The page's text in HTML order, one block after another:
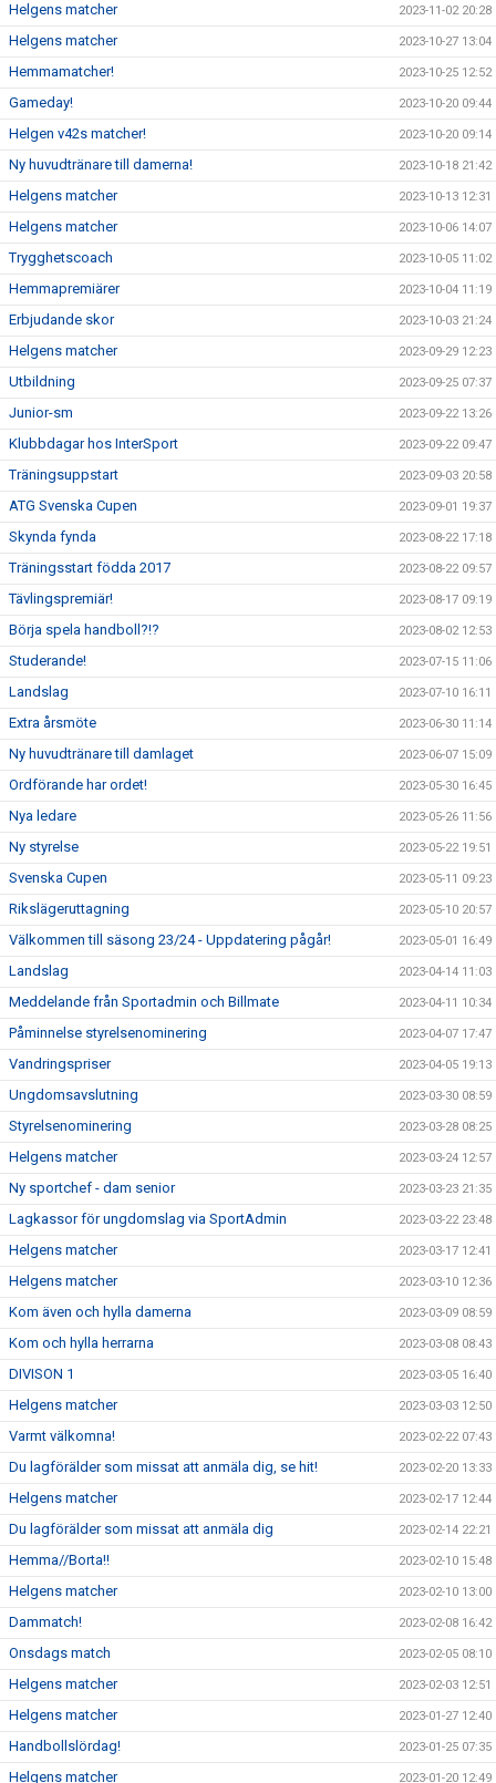
Helgens matcher 2023-11-02 20:28
Helgens matcher 2023-10-27 13:04
Hemmamatcher! 2023-10-25 12:52
Gameday! 2023-10-20 09:44
Helgen v42s matcher! 2023-10-20 09:14
Ny huvudtränare till damerna! 2023-10-18 21:42
Helgens matcher 2023-10-13 12:31
Helgens matcher 2023-10-06 14:07
Trygghetscoach 2023-10-05 11:02
Hemmapremiärer 2023-10-04 11:19
Erbjudande skor 2023-10-03 21:24
Helgens matcher 2023-09-29 12:23
Utbildning 2023-09-25 07:37
Junior-sm 2023-09-22 13:26
Klubbdagar hos InterSport 2023-09-22 09:47
Träningsuppstart 2023-09-03 20:58
ATG Svenska Cupen 2023-09-01 19:37
Skynda fynda 2023-08-22 17:18
Träningsstart födda 2017 2023-08-22 09:57
Tävlingspremiär! 2023-08-17 09:19
Börja spela handboll?!? 2023-08-02 12:53
Studerande! 2023-07-15 11:06
Landslag 2023-07-10 16:11
Extra årsmöte 2023-06-30 11:14
Ny huvudtränare till damlaget 2023-06-07 15:09
Ordförande har ordet! 2023-05-30 16:45
Nya ledare 2023-05-26 11:56
Ny styrelse 2023-05-22 19:51
Svenska Cupen 2023-05-11 09:23
Rikslägeruttagning 2023-05-10 20:57
Välkommen till säsong 23/24 - Uppdatering pågår! 2023-05-01 16:49
Landslag 2023-04-14 11:03
Meddelande från Sportadmin och Billmate 2023-04-11 10:34
Påminnelse styrelsenominering 2023-04-07 17:47
Vandringspriser 2023-04-05 19:13
Ungdomsavslutning 2023-03-30 08:59
Styrelsenominering 2023-03-28 08:25
Helgens matcher 2023-03-24 12:57
Ny sportchef - dam senior 2023-03-23 21:35
Lagkassor för ungdomslag via SportAdmin 2023-03-22 23:48
Helgens matcher 2023-03-17 12:41
Helgens matcher 2023-03-10 12:36
Kom även och hylla damerna 2023-03-09 08:59
Kom och hylla herrarna 2023-03-08 08:43
DIVISON 1 2023-03-05 16:40
Helgens matcher 2023-03-03 12:50
Varmt välkomna! 2023-02-22 07:43
Du lagförälder som missat att anmäla dig, se hit! 2023-02-20 13:33
Helgens matcher 2023-02-17 12:44
Du lagförälder som missat att anmäla dig 2023-02-14 22:21
Hemma//Borta!! 2023-02-10 15:48
Helgens matcher 2023-02-10 13:00
Dammatch! 2023-02-08 16:42
Onsdags match 2023-02-05 08:10
Helgens matcher 2023-02-03 12:51
Helgens matcher 2023-01-27 12:40
Handbollslördag! 2023-01-25 07:35
Helgens matcher 2023-01-20 12:49